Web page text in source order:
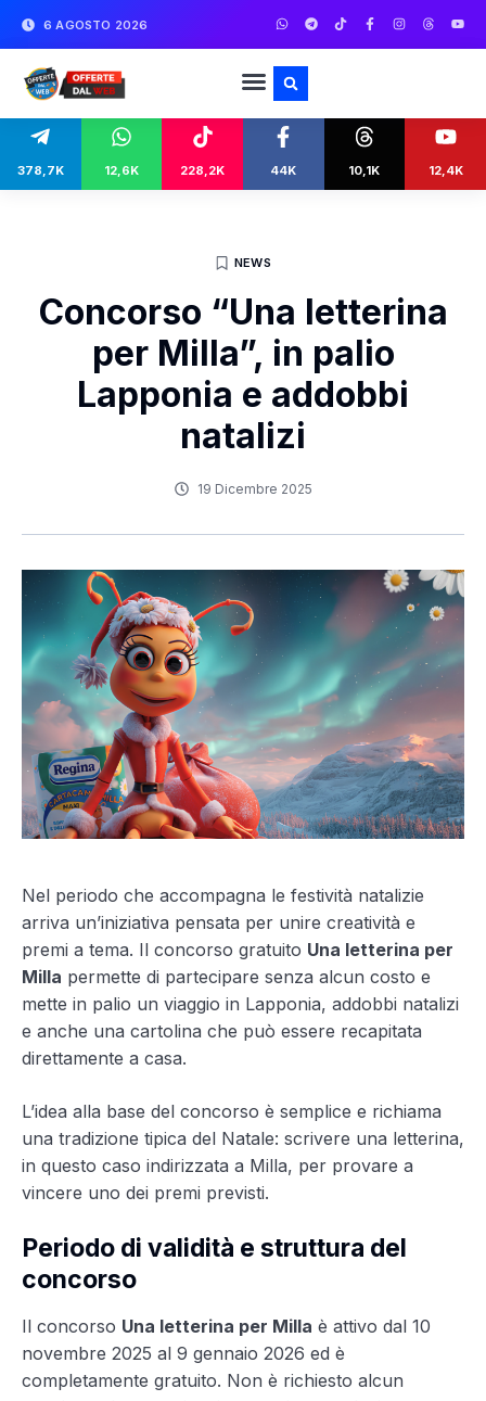
6 AGOSTO 2026
378,7K 12,6K 228,2K 44K 10,1K 12,4K
NEWS
Concorso “Una letterina
per Milla”, in palio
Lapponia e addobbi
natalizi
19 Dicembre 2025
Nel periodo che accompagna le festività natalizie
arriva un’iniziativa pensata per unire creatività e
premi a tema. Il concorso gratuito Una letterina per
Milla permette di partecipare senza alcun costo e
mette in palio un viaggio in Lapponia, addobbi natalizi
e anche una cartolina che può essere recapitata
direttamente a casa.
L’idea alla base del concorso è semplice e richiama
una tradizione tipica del Natale: scrivere una letterina,
in questo caso indirizzata a Milla, per provare a
vincere uno dei premi previsti.
Periodo di validità e struttura del
concorso
Il concorso Una letterina per Milla è attivo dal 10
novembre 2025 al 9 gennaio 2026 ed è
completamente gratuito. Non è richiesto alcun